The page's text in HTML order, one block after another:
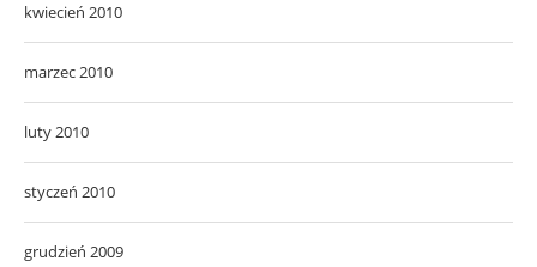
kwiecień 2010
marzec 2010
luty 2010
styczeń 2010
grudzień 2009